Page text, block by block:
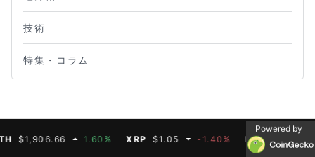
技術
特集・コラム
1.60% XRP $1.05 -1.40% BNB $592.50
Powered by